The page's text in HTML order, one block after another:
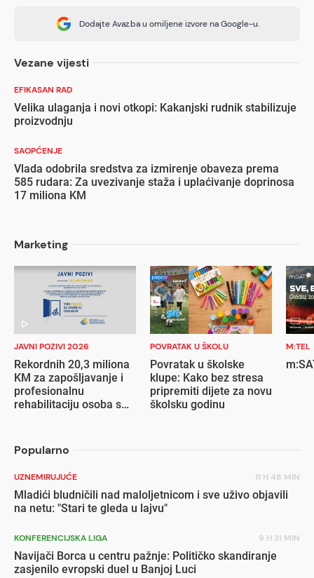
Dodajte Avaz.ba u omiljene izvore na Google-u.
Vezane vijesti
EFIKASAN RAD
Velika ulaganja i novi otkopi: Kakanjski rudnik stabilizuje
proizvodnju
SAOPĆENJE
Vlada odobrila sredstva za izmirenje obaveza prema
585 rudara: Za uvezivanje staža i uplaćivanje doprinosa
17 miliona KM
Marketing
JAVNI POZIVI 2026
Rekordnih 20,3 miliona
KM za zapošljavanje i
profesionalnu
rehabilitaciju osoba s
POVRATAK U ŠKOLU
Povratak u školske
klupe: Kako bez stresa
pripremiti dijete za novu
školsku godinu
M:TEL
Popularno
UZNEMIRUJUĆE 11 H 48 MIN
Mladići bludničili nad maloljetnicom i sve uživo objavili
na netu: "Stari te gleda u lajvu"
KONFERENCIJSKA LIGA 9 H 31 MIN
Navijači Borca u centru pažnje: Političko skandiranje
zasjenilo evropski duel u Banjoj Luci